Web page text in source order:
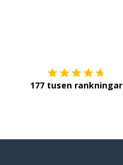
177 tusen rankningar